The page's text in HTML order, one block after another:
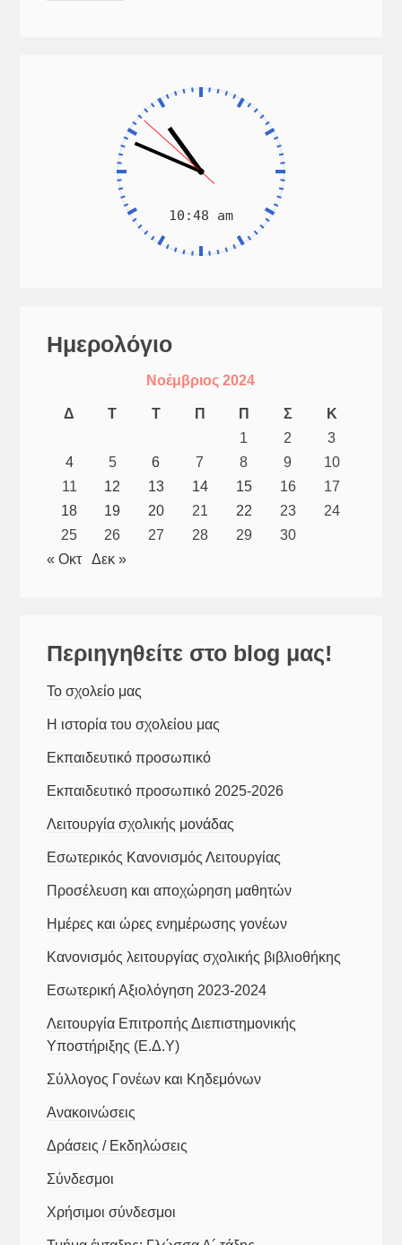
Ημερολόγιο
Νοέμβριος 2024
Δ Τ Τ Π Π Σ
Κ
1
2
3
4
5 6 7 8 9
10
11
12 13 14 15 16
17
18
19 20 21 22 23
24
25
26 27 28 29
30
« Οκτ
Δεκ »
Περιηγηθείτε στο blog μας!
Το σχολείο μας
Η ιστορία του σχολείου μας
Εκπαιδευτικό προσωπικό
Εκπαιδευτικό προσωπικό 2025-2026
Λειτουργία σχολικής μονάδας
Εσωτερικός Κανονισμός Λειτουργίας
Προσέλευση και αποχώρηση μαθητών
Ημέρες και ώρες ενημέρωσης γονέων
Κανονισμός λειτουργίας σχολικής βιβλιοθήκης
Εσωτερική Αξιολόγηση 2023-2024
Λειτουργία Επιτροπής Διεπιστημονικής
Υποστήριξης (Ε.Δ.Υ)
Σύλλογος Γονέων και Κηδεμόνων
Ανακοινώσεις
Δράσεις / Εκδηλώσεις
Σύνδεσμοι
Χρήσιμοι σύνδεσμοι